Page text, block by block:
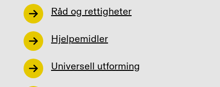
Råd og rettigheter
Hjelpemidler
Universell utforming